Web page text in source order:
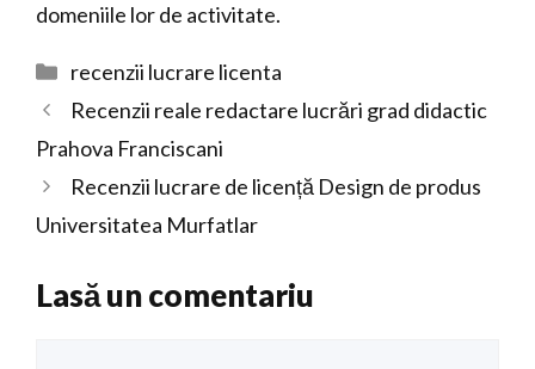
domeniile lor de activitate.
Categorii
recenzii lucrare licenta
Recenzii reale redactare lucrări grad didactic
Prahova Franciscani
Recenzii lucrare de licență Design de produs
Universitatea Murfatlar
Lasă un comentariu